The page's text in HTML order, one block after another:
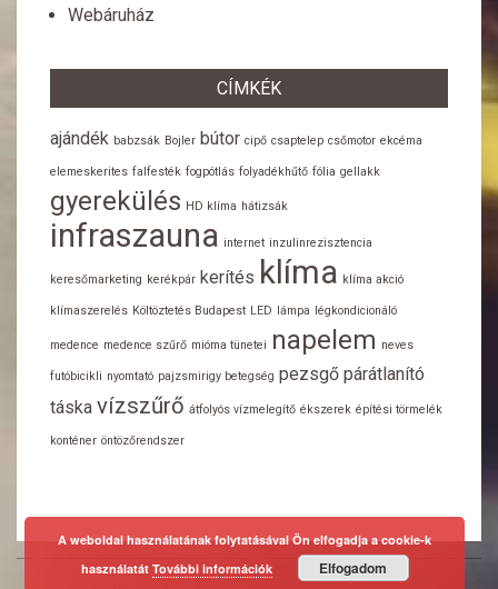
Webáruház
CÍMKÉK
ajándék babzsák Bojler bútor cipő csaptelep csőmotor ekcéma
elemeskerites falfesték fogpótlás folyadékhűtő fólia gellakk
gyerekülés HD klíma hátizsák
infraszauna internet inzulinrezisztencia
keresőmarketing kerékpár kerítés klíma klíma akció
klímaszerelés Költöztetés Budapest LED lámpa légkondicionáló
medence medence szűrő mióma tünetei napelem neves
futóbicikli nyomtató pajzsmirigy betegség pezsgő párátlanító
táska vízszűrő átfolyós vízmelegítő ékszerek építési törmelék
konténer öntözőrendszer
A weboldal használatának folytatásával Ön elfogadja a cookie-k
használatát További információk Elfogadom